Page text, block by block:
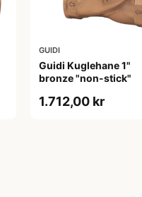
GUIDI
Guidi Kuglehane 1"
bronze "non-stick"
1.712,00 kr